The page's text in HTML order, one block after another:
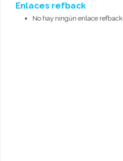
Enlaces refback
No hay ningún enlace refback.